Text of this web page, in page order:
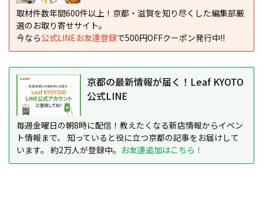
取材件数年間600件以上！京都・滋賀を知り尽くした編集部厳
選のお取り寄せサイト。
今なら公式LINEお友達登録で500円OFFクーポン発行中!!
京都の最新情報が届く！Leaf KYOTO
公式LINE
毎週金曜日の朝8時に配信！教えたくなる新店情報からイベン
ト情報まで、 知っていると役に立つ京都の記事をお届けして
います。 約2万人が登録中。 お友達追加はこちら！